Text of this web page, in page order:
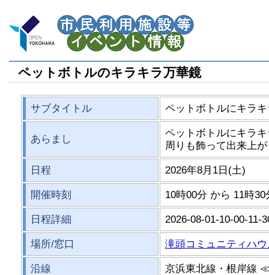
ペットボトルのキラキラ万華鏡
サブタイトル ペットボトルにキラ
あらまし
ペットボトルにキラ
周りも飾って出来上
日程 2026年8月1日(土)
開催時刻 10時00分 から 11時30
日程詳細 2026-08-01-10-00-11-
場所/窓口 滝頭コミュニティハ
沿線 京浜東北線・根岸線